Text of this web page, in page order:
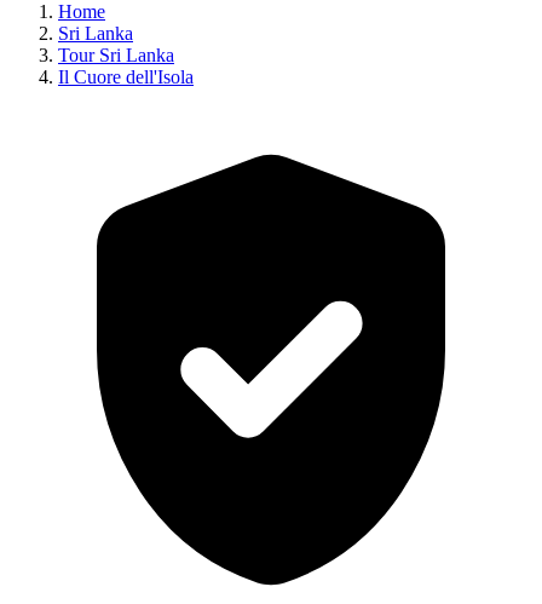
Home
Sri Lanka
Tour Sri Lanka
Il Cuore dell'Isola